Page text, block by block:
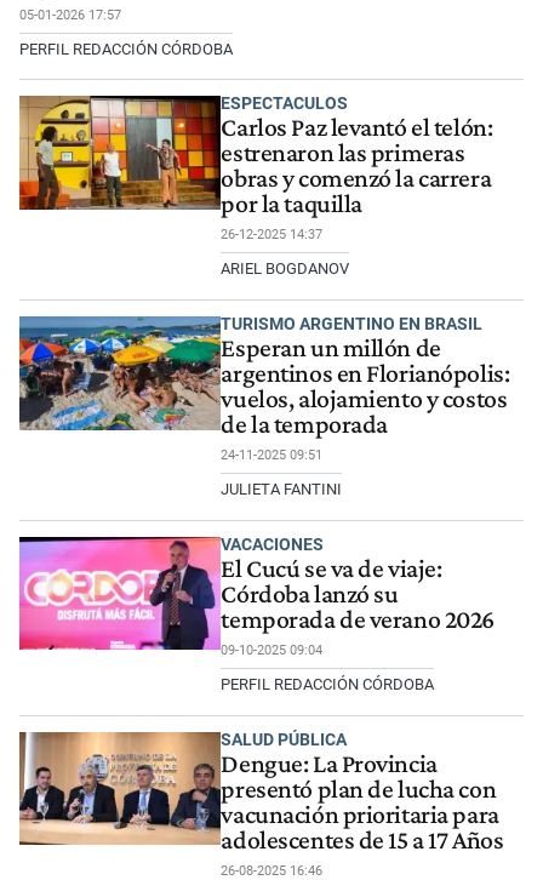
05-01-2026 17:57
PERFIL REDACCIÓN CÓRDOBA
ESPECTACULOS
Carlos Paz levantó el telón:
estrenaron las primeras
obras y comenzó la carrera
por la taquilla
26-12-2025 14:37
ARIEL BOGDANOV
TURISMO ARGENTINO EN BRASIL
Esperan un millón de
argentinos en Florianópolis:
vuelos, alojamiento y costos
de la temporada
24-11-2025 09:51
JULIETA FANTINI
VACACIONES
El Cucú se va de viaje:
Córdoba lanzó su
temporada de verano 2026
09-10-2025 09:04
PERFIL REDACCIÓN CÓRDOBA
SALUD PÚBLICA
Dengue: La Provincia
presentó plan de lucha con
vacunación prioritaria para
adolescentes de 15 a 17 Años
26-08-2025 16:46